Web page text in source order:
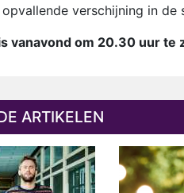
verschijning in de
vanavond om 20.30 uur te
ARTIKELEN